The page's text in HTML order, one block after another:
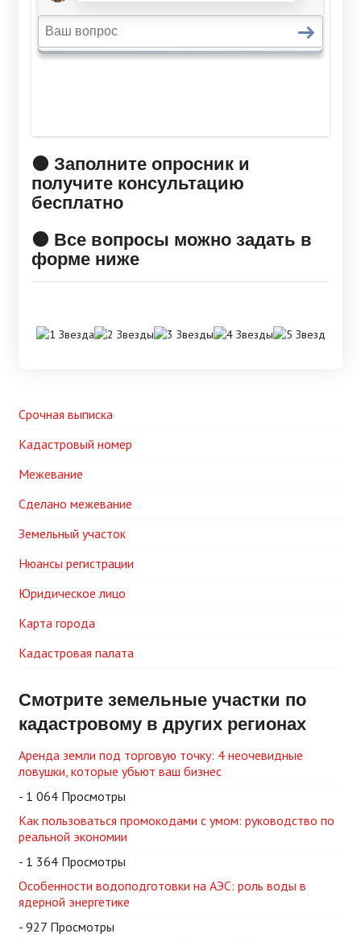
🟠 Заполните опросник и
получите консультацию
бесплатно
🟠 Все вопросы можно задать в
форме ниже
Срочная выписка
Кадастровый номер
Межевание
Сделано межевание
Земельный участок
Нюансы регистрации
Юридическое лицо
Карта города
Кадастровая палата
Смотрите земельные участки по
кадастровому в других регионах
Аренда земли под торговую точку: 4 неочевидные
ловушки, которые убьют ваш бизнес
- 1 064 Просмотры
Как пользоваться промокодами с умом: руководство по
реальной экономии
- 1 364 Просмотры
Особенности водоподготовки на АЭС: роль воды в
ядерной энергетике
- 927 Просмотры